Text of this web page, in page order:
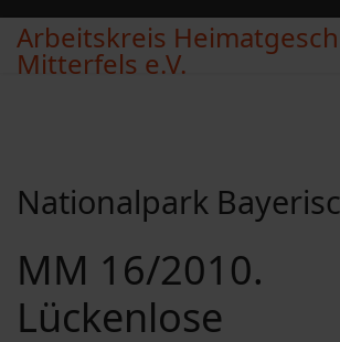
Arbeitskreis
Mitterfels e.V.
Nationalpark
MM 16/2010.
Lückenlose